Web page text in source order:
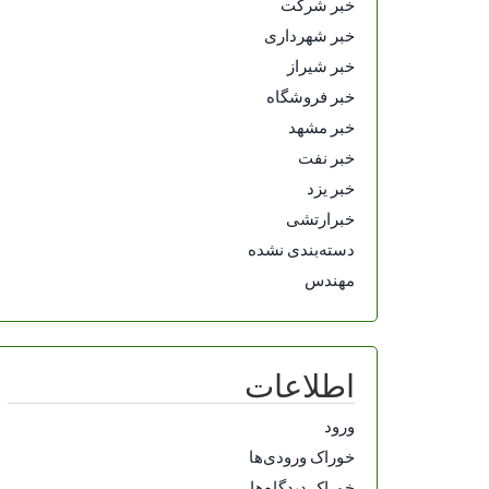
خبر شهرداری
خبر شیراز
خبر فروشگاه
خبر مشهد
خبر نفت
خبر یزد
خبرارتشی
دسته‌بندی نشده
مهندس
اطلاعات
ورود
خوراک ورودی‌ها